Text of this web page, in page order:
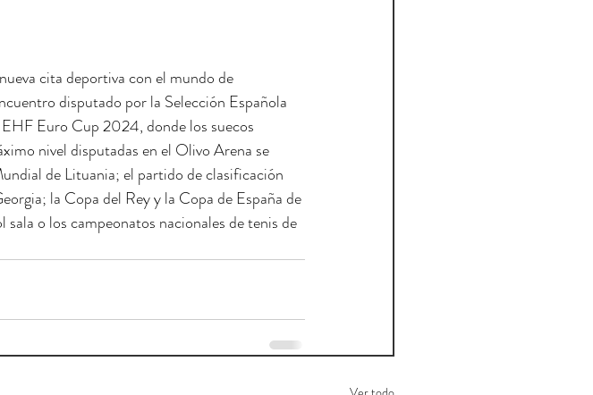
cita deportiva con el mundo de
disputado por la Selección Española
Euro Cup 2024, donde los suecos
nivel disputadas en el Olivo Arena se
de Lituania; el partido de clasificación
la Copa del Rey y la Copa de España de
o los campeonatos nacionales de tenis de